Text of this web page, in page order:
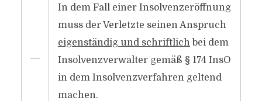
―
In dem Fall einer Insolvenzeröffnung
muss der Verletzte seinen Anspruch
eigenständig und schriftlichbei dem
Insolvenzverwalter gemäß § 174 InsO
in dem Insolvenzverfahren geltend
machen.